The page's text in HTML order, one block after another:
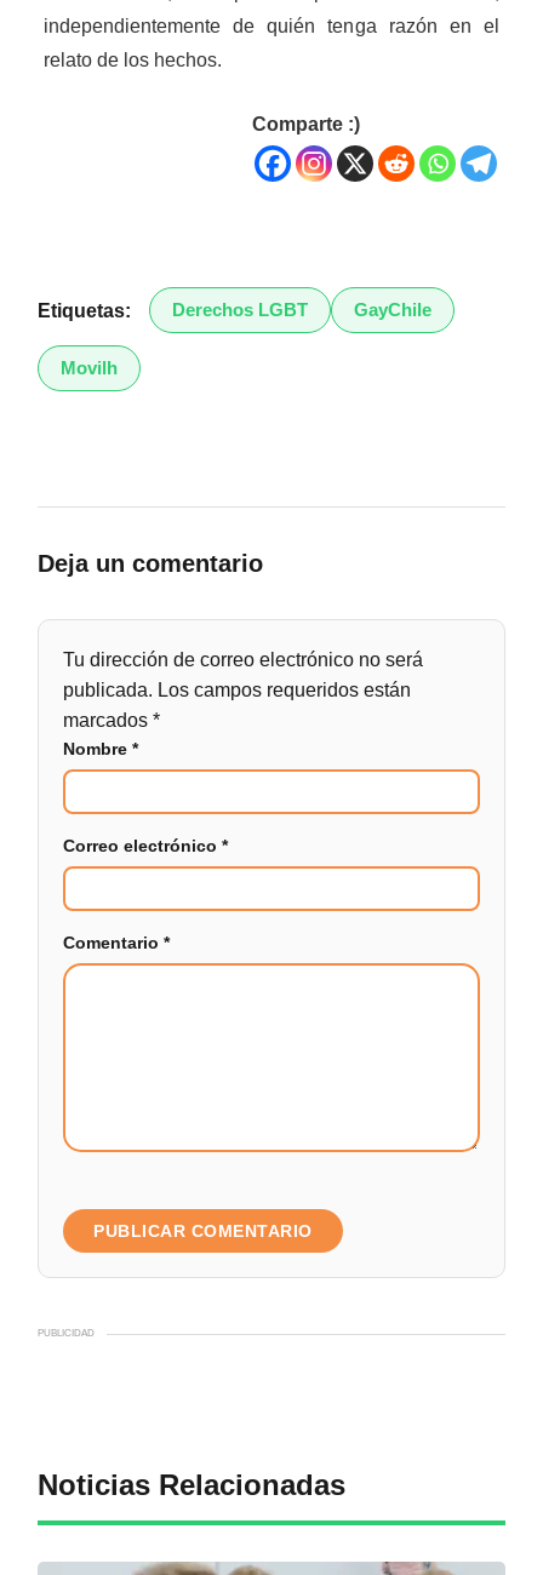
independientemente de quién tenga razón en el
relato de los hechos.
Comparte :)
Etiquetas: Derechos LGBT GayChile
Movilh
Deja un comentario
Tu dirección de correo electrónico no será
publicada. Los campos requeridos están
marcados*
Nombre*
Correo electrónico*
Comentario*
PUBLICIDAD
Noticias Relacionadas